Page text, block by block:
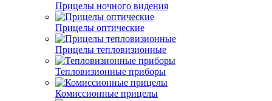
Прицелы ночного видения
Прицелы оптические
Прицелы тепловизионные
Тепловизионные приборы
Комиссионные прицелы